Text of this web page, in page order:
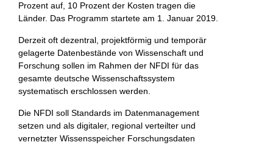
Prozent auf, 10 Prozent der Kosten tragen die
Länder. Das Programm startete am 1. Januar 2019.
Derzeit oft dezentral, projektförmig und temporär
gelagerte Datenbestände von Wissenschaft und
Forschung sollen im Rahmen der NFDI für das
gesamte deutsche Wissenschaftssystem
systematisch erschlossen werden.
Die NFDI soll Standards im Datenmanagement
setzen und als digitaler, regional verteilter und
vernetzter Wissensspeicher Forschungsdaten